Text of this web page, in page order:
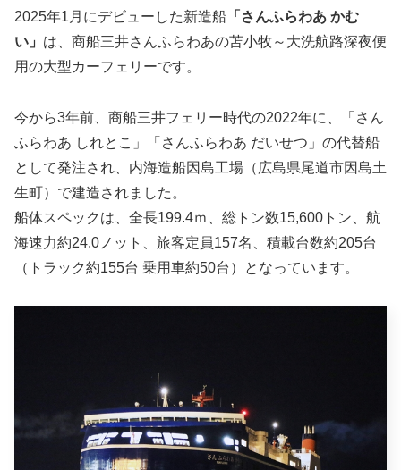
2025年1月にデビューした新造船 「さんふらわあ かむ
い」 は、商船三井さんふらわあの苫小牧～大洗航路深夜便
用の大型カーフェリーです。
今から3年前、商船三井フェリー時代の2022年に、「さん
ふらわあ しれとこ」「さんふらわあ だいせつ」の代替船
として発注され、内海造船因島工場（広島県尾道市因島土
生町）で建造されました。
船体スペックは、全長199.4ｍ、総トン数15,600トン、航
海速力約24.0ノット、旅客定員157名、積載台数約205台
（トラック約155台 乗用車約50台）となっています。